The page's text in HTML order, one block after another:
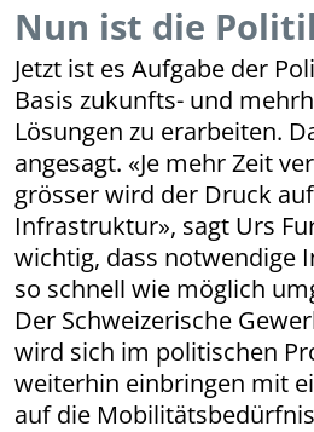
Nun ist die
Jetzt ist es Aufgabe der
Basis zukunfts- und
Lösungen zu erarbeiten.
angesagt. «Je mehr Zeit
grösser wird der Druck
Infrastruktur», sagt Urs
wichtig, dass notwendige
so schnell wie möglich
Der Schweizerische
wird sich im politischen
weiterhin einbringen mit
auf die